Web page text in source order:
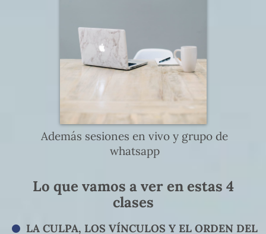
Además sesiones en vivo y grupo de
whatsapp
Lo que vamos averen estas 4
clases
LA CULPA, LOS VÍNCULOS Y EL ORDEN DEL